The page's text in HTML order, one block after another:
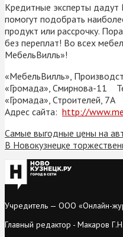
Кредитные эксперты
помогут подобрать
продукт или рассрочку.
без переплат! Во всех
МебельВилль»!
«МебельВилль»,
«Громада», Смирнова-11
«Громада», Строителей,
Адрес сайта: http://
Самые выгодные цены на
В Новокузнецке
Учредитель — ООО «Онлайн-
Главный редактор - Макаров Г.Н.